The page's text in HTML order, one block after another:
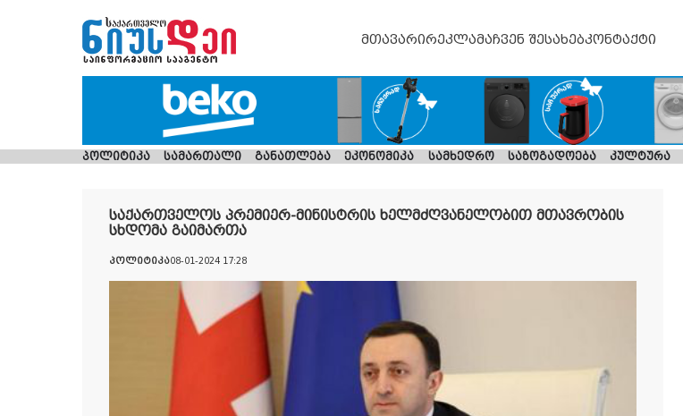
მთავარირეკლამაჩვენ შესახებკონტაქტი
პოლიტიკა სამართალი განათლება ეკონომიკა სამხედრო საზოგადოება კულტურა
საქართველოს პრემიერ-მინისტრის ხელმძღვანელობით მთავრობის
სხდომა გაიმართა
პოლიტიკა08-01-2024 17:28